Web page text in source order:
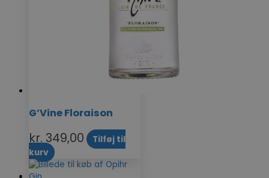
G’Vine Floraison
kr. 349,00
Tilføj til
kurv